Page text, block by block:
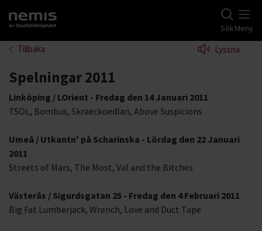
Gå till studiefrämjandets startsida SökMeny
Tillbaka Lyssna
Spelningar 2011
Linköping / LOrient - Fredag den 14 Januari 2011
TSOL, Bombus, Skraeckoedlan, Above Suspicions
Umeå / Utkantn' på Scharinska - Lördag den 22 Januari
2011
Streets of Mars, The Most, Val and the Bitches
Västerås / Sigurdsgatan 25 - Fredag den 4 Februari 2011
Big Fat Lumberjack, Wrench, Love and Duct Tape